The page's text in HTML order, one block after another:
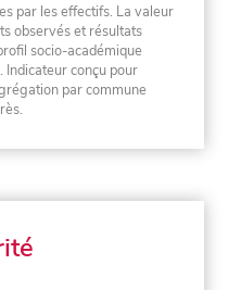
par les effectifs. La valeur
observés et résultats
socio-académique
Indicateur conçu pour
par commune